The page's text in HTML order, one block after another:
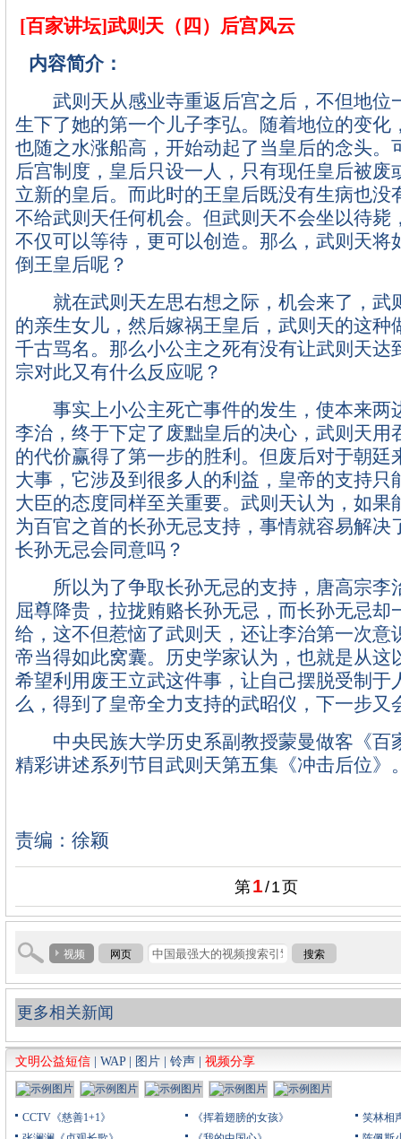
[百家讲坛]武则天（四）后宫风云
内容简介：
武则天从感业寺重返后宫之后，不但地位
生下了她的第一个儿子李弘。随着地位的变化
也随之水涨船高，开始动起了当皇后的念头。
后宫制度，皇后只设一人，只有现任皇后被废
立新的皇后。而此时的王皇后既没有生病也没
不给武则天任何机会。但武则天不会坐以待毙
不仅可以等待，更可以创造。那么，武则天将
倒王皇后呢？
就在武则天左思右想之际，机会来了，武
的亲生女儿，然后嫁祸王皇后，武则天的这种
千古骂名。那么小公主之死有没有让武则天达
宗对此又有什么反应呢？
事实上小公主死亡事件的发生，使本来两
李治，终于下定了废黜皇后的决心，武则天用
的代价赢得了第一步的胜利。但废后对于朝廷
大事，它涉及到很多人的利益，皇帝的支持只
大臣的态度同样至关重要。武则天认为，如果
为百官之首的长孙无忌支持，事情就容易解决
长孙无忌会同意吗？
所以为了争取长孙无忌的支持，唐高宗李
屈尊降贵，拉拢贿赂长孙无忌，而长孙无忌却
给，这不但惹恼了武则天，还让李治第一次意
帝当得如此窝囊。历史学家认为，也就是从这
希望利用废王立武这件事，让自己摆脱受制于
么，得到了皇帝全力支持的武昭仪，下一步又
中央民族大学历史系副教授蒙曼做客《百
精彩讲述系列节目武则天第五集《冲击后位》
责编：徐颖
第1/1页
视频 网页 搜索
更多相关新闻
文明公益短信 WAP| 图片 铃声 视频分享
CCTV《慈善1+1》
《挥着翅膀的女孩》
笑林相